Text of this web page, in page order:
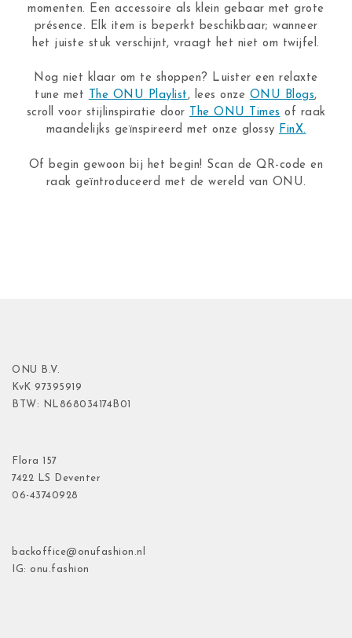
momenten. Een accessoire als klein gebaar met grote
présence. Elk item is beperkt beschikbaar; wanneer
het juiste stuk verschijnt, vraagt het niet om twijfel.
Nog niet klaar om te shoppen? Luister een relaxte
tune met
The ONU Playlist, lees onze ONU Blogs,
scroll voor stijlinspiratie door The ONU Times of raak
maandelijks geïnspireerd met onze glossy FinX.
Of begin gewoon bij het begin! Scan de QR-code en
raak geïntroduceerd met de wereld van ONU.
ONU B.V.
KvK 97395919
BTW: NL868034174B01
Flora 157
7422 LS Deventer
06-43740928
backoffice@onufashion.nl
IG: onu.fashion